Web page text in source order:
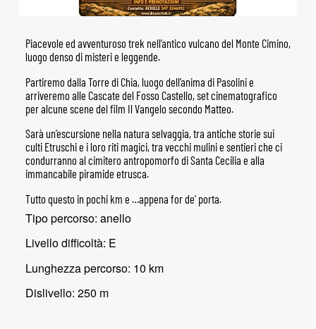
Piacevole ed avventuroso trek nell’antico vulcano del Monte Cimino,
luogo denso di misteri e leggende.
Partiremo dalla Torre di Chia, luogo dell’anima di Pasolini e
arriveremo alle Cascate del Fosso Castello, set cinematografico
per alcune scene del film Il Vangelo secondo Matteo.
Sarà un’escursione nella natura selvaggia, tra antiche storie sui
culti Etruschi e i loro riti magici, tra vecchi mulini e sentieri che ci
condurranno al cimitero antropomorfo di Santa Cecilia e alla
immancabile piramide etrusca.
Tutto questo in pochi km e …appena for de’ porta.
Tipo percorso: anello
Livello difficoltà: E
Lunghezza percorso: 10 km
Dislivello: 250 m